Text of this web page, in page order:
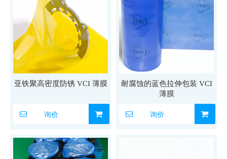
亚铁聚高密度防锈 VCI 薄膜
询价
耐腐蚀的蓝色拉伸包装 VCI
薄膜
询价